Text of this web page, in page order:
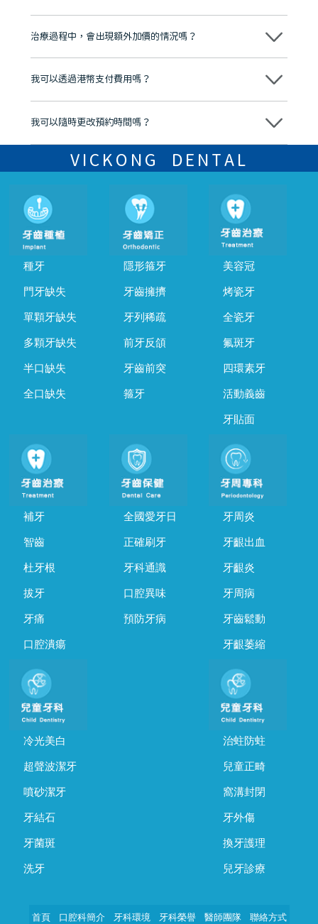
至今已服務超過三十個國家和地區的顧客，受到粵港澳大灣區及周邊城
市市民極高的口碑評價及信任推薦 珠海、深圳設有八大分院，香港亦設
有咨詢及服務保障中心，有任何問題都可以隨時預約免費咨詢，讓人十
不會！只要未開始實際服務之前，你不會被收取任何費用。
治療過程中，會出現額外加價的情況嗎？
不會，治療前我們會詳細說明治療方案及對應的價錢，顧客同意並簽字
我可以透過港幣支付費用嗎？
可以。維港口腔會按照當日匯率轉算收取費用，而匯率會及時告知客人
我可以隨時更改預約時間嗎？
可以，請盡早通過wechat或whatsapp聯絡我們，告知我們你原本預約
的時間及資料，並且重新預約的日期及時段
VICKONG DENTAL
種牙
門牙缺失
單顆牙缺失
多顆牙缺失
半口缺失
全口缺失
隱形箍牙
牙齒擁擠
牙列稀疏
前牙反頜
牙齒前突
箍牙
美容冠
烤瓷牙
全瓷牙
氟斑牙
四環素牙
活動義齒
牙貼面
補牙
智齒
杜牙根
拔牙
牙痛
口腔潰瘍
全國愛牙日
正確刷牙
牙科通識
口腔異味
預防牙病
牙周炎
牙齦出血
牙齦炎
牙周病
牙齒鬆動
牙齦萎縮
冷光美白
超聲波潔牙
噴砂潔牙
牙結石
牙菌斑
洗牙
治蛀防蛀
兒童正畸
窩溝封閉
牙外傷
換牙護理
兒牙診療
首頁 口腔科簡介 牙科環境 牙科榮譽 醫師團隊 聯絡方式